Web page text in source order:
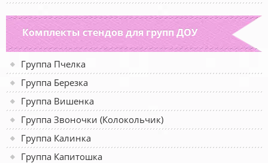
Комплекты стендов для групп ДОУ
Группа Пчелка
Группа Березка
Группа Вишенка
Группа Звоночки (Колокольчик)
Группа Калинка
Группа Капитошка